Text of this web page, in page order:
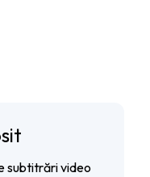
subtitrări video